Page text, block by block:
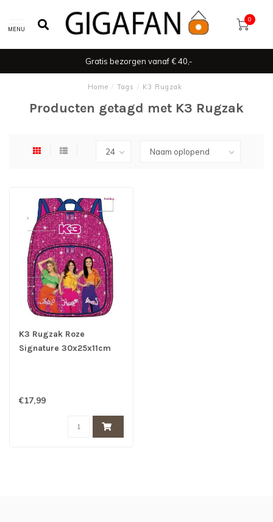
MENU
0
Gratis bezorgen vanaf € 40,-
Home / Tags / K3 Rugzak
Producten getagd met K3 Rugzak
K3 Rugzak Roze
Signature 30x25x11cm
€17,99